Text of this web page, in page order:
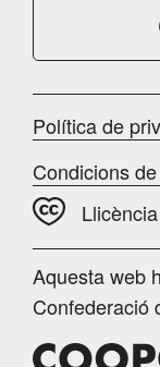
Política de
Condicions
Aquesta web
Confederació